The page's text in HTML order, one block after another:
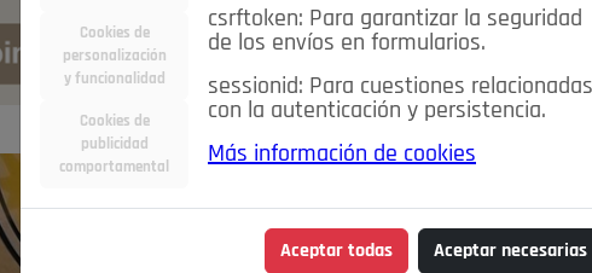
Cookies de
personalización
y funcionalidad
Cookies de
publicidad
comportamental
csrftoken: Para garantizar la seguridad
de los envíos en formularios.
sessionid: Para cuestiones relacionadas
con la autenticación y persistencia.
Más información de cookies
Aceptar todas Aceptar necesarias